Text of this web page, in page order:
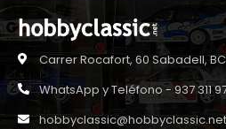
Carrer Rocafort, 60 Sabadell,
WhatsApp y Teléfono - 937 311
hobbyclassic@hobbyclassic.net